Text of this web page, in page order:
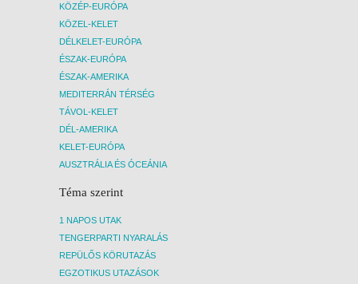
KÖZÉP-EURÓPA
KÖZEL-KELET
DÉLKELET-EURÓPA
ÉSZAK-EURÓPA
ÉSZAK-AMERIKA
MEDITERRÁN TÉRSÉG
TÁVOL-KELET
DÉL-AMERIKA
KELET-EURÓPA
AUSZTRÁLIA ÉS ÓCEÁNIA
Téma szerint
1 NAPOS UTAK
TENGERPARTI NYARALÁS
REPÜLŐS KÖRUTAZÁS
EGZOTIKUS UTAZÁSOK